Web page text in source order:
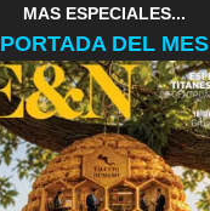
MAS ESPECIALES...
PORTADA DEL MES